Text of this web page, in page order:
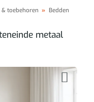
& toebehoren » Bedden
metaal